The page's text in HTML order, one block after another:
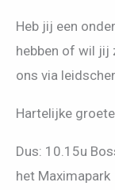
Heb jij een
hebben of wil jij
ons via
Hartelijke
Dus: 10.15u
het Maximapark